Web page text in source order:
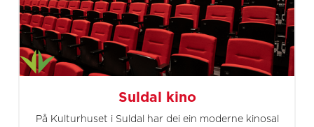
Suldal kino
På Kulturhuset i Suldal har dei ein moderne kinosal